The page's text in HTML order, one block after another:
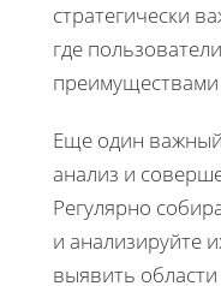
стратегически
где
Еще один
анализ и
Регулярно
и анализируйте
выявить